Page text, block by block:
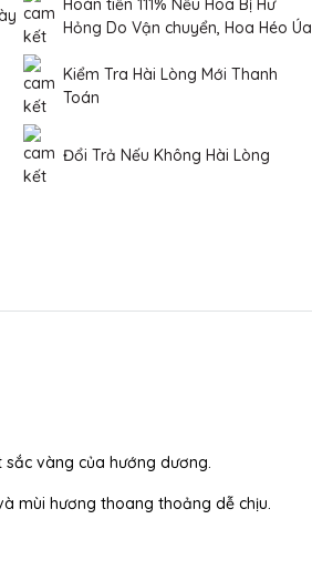
Hỏng Do Vận chuyển, Hoa Héo Úa
Kiểm Tra Hài Lòng Mới Thanh
Toán
Đổi Trả Nếu Không Hài Lòng
vàng của hướng dương.
mùi hương thoang thoảng dễ chịu.